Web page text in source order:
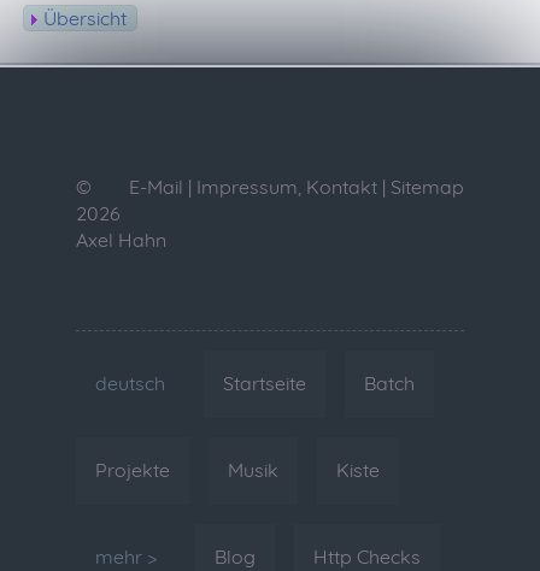
Übersicht
E-Mail | Impressum, Kontakt | Sitemap
©
2026
Axel Hahn
deutsch Startseite Batch
Projekte Musik Kiste
mehr > Blog Http Checks